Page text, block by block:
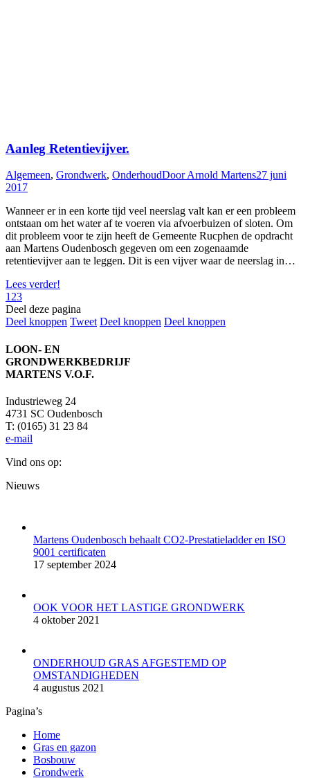
Aanleg Retentievijver.
Algemeen, Grondwerk, OnderhoudDoorArnold Martens27 juni
2017
Wanneer er in een korte tijd veel neerslag valt kan er een probleem
ontstaan om het water af te voeren via afvoerbuizen of sloten. Om
dit probleem voor te zijn heeft de Gemeente Rucphen de opdracht
aan Martens Oudenbosch gegeven om een zogenaamde
retentievijver aan te leggen. Dit is een vijver waar de neerslag in…
Lees verder!
123
Deel deze pagina
Deel knoppen Deel
TweetDeel
Deel knoppen Deel
Deel knoppen
LOON- EN
GRONDWERKBEDRIJF
MARTENS V.O.F.
Industrieweg 24
4731 SC Oudenbosch
T: (0165) 31 23 84
e-mail
Vind ons op:
Facebook
window
YouTube
window
Mail
window
Website
window
Nieuws
Martens Oudenbosch behaalt CO2-Prestatieladder en ISO
9001 certificaten
17 september 2024
OOK VOOR HET LASTIGE GRONDWERK
4 oktober 2021
ONDERHOUD GRAS AFGESTEMD OP
OMSTANDIGHEDEN
4 augustus 2021
Pagina’s
Home
Gras en gazon
Bosbouw
Grondwerk